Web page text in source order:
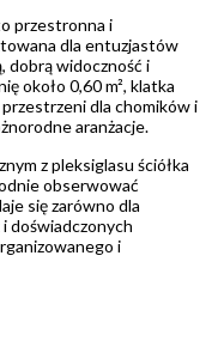
przestronna i
dla entuzjastów
dobrą widoczność i
około 0,60 m², klatka
dla chomików i
aranżacje.
z pleksiglasu ściółka
obserwować
się zarówno dla
doświadczonych
i